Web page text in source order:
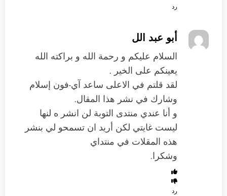
رد
أبو عبد الل
السلام عليكم و رحمة الله و براكته الله
يعينكم على الخير .
لقد قلتم في الاعلى ساعد آي-فون إسلام
وشارك في نشر هذا المقال.
و أنا عندي منتدى التوبة لن انشر ه لنها
ليست غايتي لكن أريد ان تسمحو لي بنشر
هذه المقلات في منتداي
وشكرا.
رد